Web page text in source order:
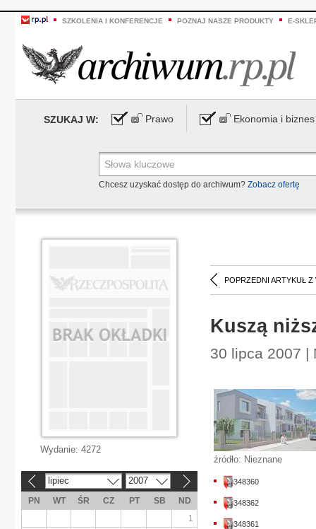
SZKOLENIA I KONFERENCJE POZNAJ NASZE PRODUKTY E-
SZUKAJ W: Prawo Ekonomia i biznes
Chcesz uzyskać dostęp do archiwum? Zobacz ofertę
POPRZEDNI ARTYKUŁ Z
Kuszą
30 lipca 2007 |
źródło: Nieznane
348360
348362
348361
Wydanie: 4272
lipiec 2007
PN WT ŚR CZ PT SB
ND
1